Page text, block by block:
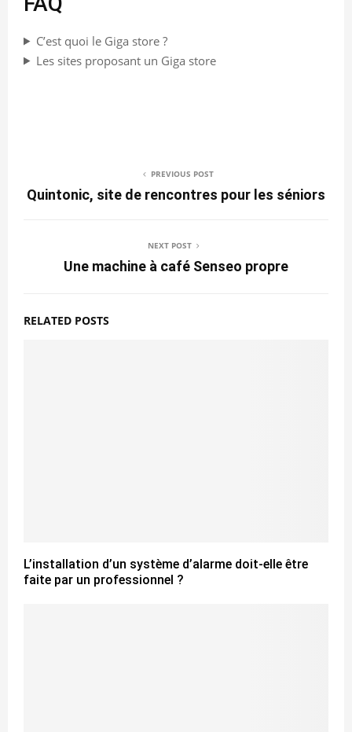
C’est quoi le Giga store ?
Les sites proposant un Giga store
PREVIOUS POST
Quintonic, site de rencontres pour les séniors
NEXT POST
Une machine à café Senseo propre
RELATED POSTS
L’installation d’un système d’alarme doit-elle être
faite par un professionnel ?